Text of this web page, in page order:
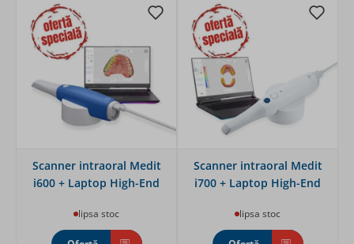
Scanner intraoral Medit
i600 + Laptop High-End
lipsa stoc
Scanner intraoral Medit
i700 + Laptop High-End
lipsa stoc